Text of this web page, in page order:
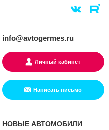
info@avtogermes.ru
Личный кабинет
Написать письмо
НОВЫЕ АВТОМОБИЛИ